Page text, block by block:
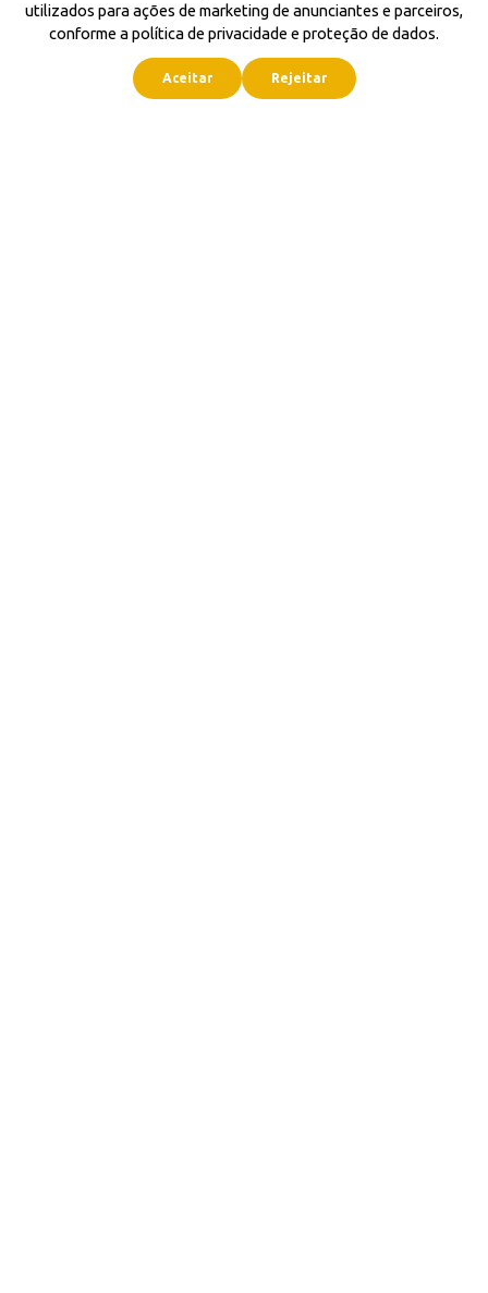
utilizados para ações de marketing de anunciantes e parceiros,
conforme a política de privacidade e proteção de dados.
Aceitar Rejeitar